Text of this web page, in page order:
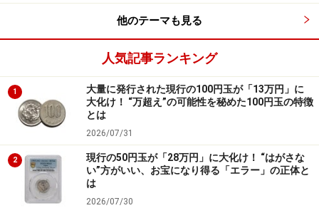
ピング、美術館、そして大きなコンベンションセンター
統合型リゾートだ。
シンガポールに奪われたビジネスチャンス
でもなぜ、日本はカジノの導入を進めるのか？
カジノがないことでビジネスや観光客の奪い合いで不利
が生じている
からだ。
とくにシンガポールにカジノが出来てからはその違いが
他のテーマも見る
人気記事ランキング
1
大量に発行された現行の100円玉が「13万円」に
大化け！ “万超え”の可能性を秘めた100円玉の特徴
とは
2026/07/31
2
現行の50円玉が「28万円」に大化け！ “はがさな
い”方がいい、お宝になり得る「エラー」の正体と
は
2026/07/30